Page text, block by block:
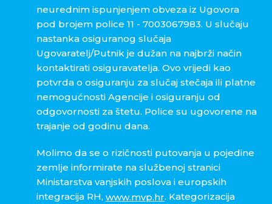
neurednim ispunjenjem obveza iz Ugovora
pod brojem police 11 - 7003067983. U slučaju
nastanka osiguranog slučaja
Ugovaratelj/Putnik je dužan na najbrži način
kontaktirati osiguravatelja. Ovo vrijedi kao
potvrda o osiguranju za slučaj stečaja ili platne
nemogućnosti Agencije i osiguranju od
odgovornosti za štetu. Police su ugovorene na
trajanje od godinu dana.
Molimo da se o rizičnosti putovanja u pojedine
zemlje informirate na službenoj stranici
Ministarstva vanjskih poslova i europskih
integracija RH, www.mvp.hr. Kategorizacija